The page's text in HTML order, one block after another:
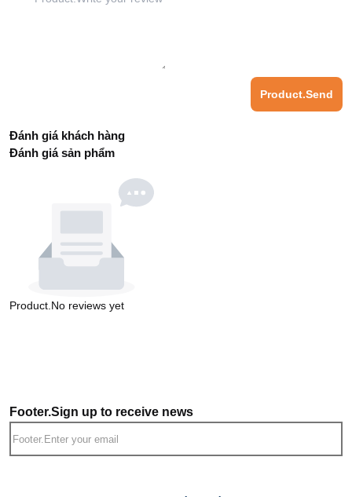
Product.Send
Đánh giá khách hàng
Đánh giá sản phẩm
Product.No reviews yet